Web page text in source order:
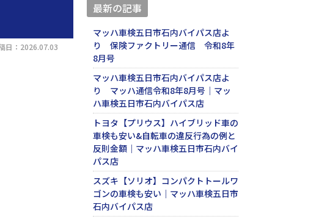
日：2026.07.03
最新の記事
マッハ車検五日市石内バイパス店よ
り 保険ファクトリー通信 令和8年
8月号
マッハ車検五日市石内バイパス店よ
り マッハ通信令和8年8月号｜マッ
ハ車検五日市石内バイパス店
トヨタ【プリウス】ハイブリッド車の
車検も安い&自転車の違反行為の例と
反則金額｜マッハ車検五日市石内バイ
パス店
スズキ【ソリオ】コンパクトトールワ
ゴンの車検も安い｜マッハ車検五日市
石内バイパス店